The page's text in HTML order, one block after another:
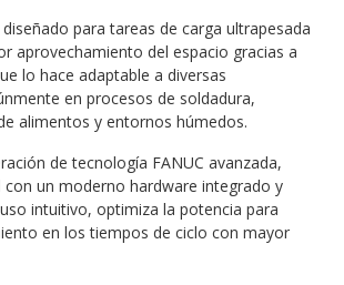
para tareas de carga ultrapesada
aprovechamiento del espacio gracias a
lo hace adaptable a diversas
en procesos de soldadura,
alimentos y entornos húmedos.
de tecnología FANUC avanzada,
un moderno hardware integrado y
intuitivo, optimiza la potencia para
en los tiempos de ciclo con mayor